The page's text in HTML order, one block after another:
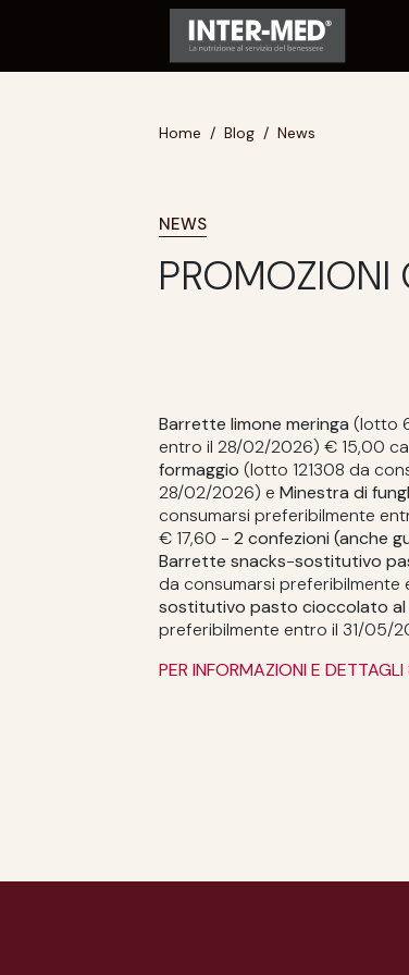
Home Blog News
NEWS
Barrette limone meringa(lotto
entro il 28/02/2026) € 15,00
formaggio(lotto 121308 da
28/02/2026) eMinestra di
consumarsi preferibilmente
€ 17,60 -2 confezioni (anche
Barrette snacks-sostitutivo
da consumarsi
sostitutivo pasto cioccolato
preferibilmente entro il 31/05/
PER INFORMAZIONI E